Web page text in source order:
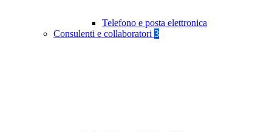
Telefono e posta elettronica
Consulenti e collaboratori 3